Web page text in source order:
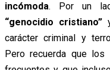
incómoda. Por un
“genocidio cristiano”y
carácter criminal y
Pero recuerda que los